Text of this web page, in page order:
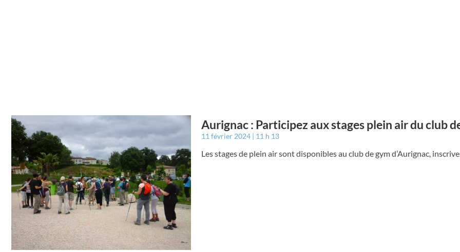
Aurignac : Participez aux stages plein air du club
11 février 2024 11 h 13
Les stages de plein air sont disponibles au club de gym d’Aurignac,